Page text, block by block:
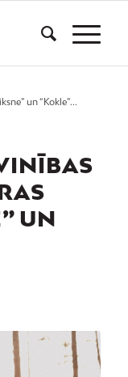
un “Kokle”...
UN